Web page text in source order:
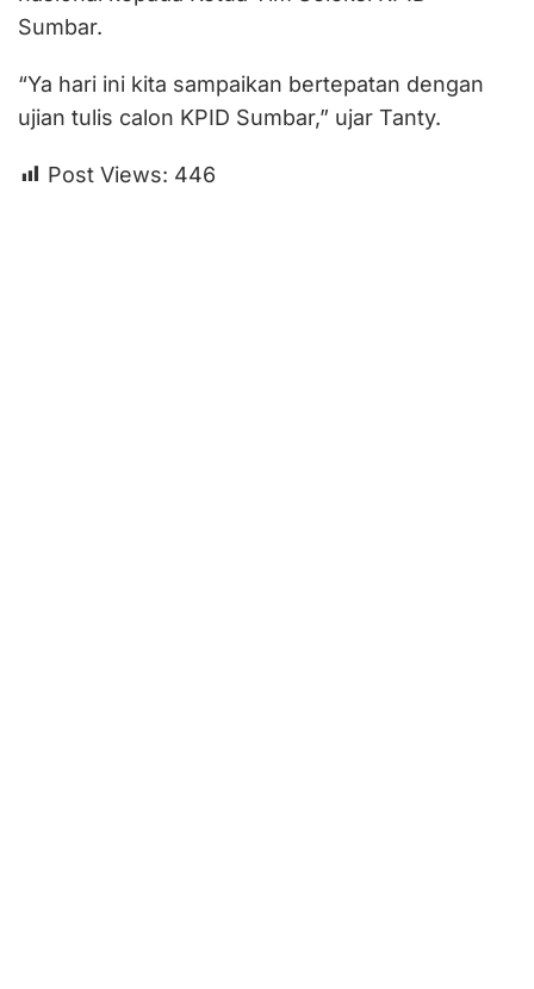
Sumbar.
“Ya hari ini kita sampaikan bertepatan dengan
ujian tulis calon KPID Sumbar,” ujar Tanty.
Post Views: 446